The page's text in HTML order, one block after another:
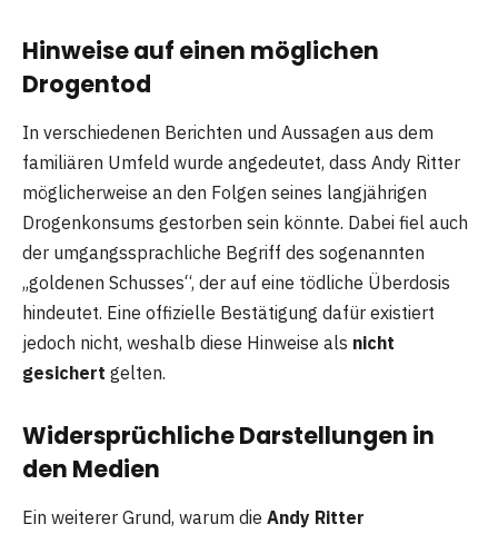
Hinweise auf einen möglichen
Drogentod
In verschiedenen Berichten und Aussagen aus dem
familiären Umfeld wurde angedeutet, dass Andy Ritter
möglicherweise an den Folgen seines langjährigen
Drogenkonsums gestorben sein könnte. Dabei fiel auch
der umgangssprachliche Begriff des sogenannten
„goldenen Schusses“, der auf eine tödliche Überdosis
hindeutet. Eine offizielle Bestätigung dafür existiert
jedoch nicht, weshalb diese Hinweise als nicht
gesichert gelten.
Widersprüchliche Darstellungen in
den Medien
Ein weiterer Grund, warum die Andy Ritter